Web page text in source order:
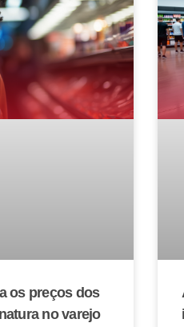
os preços dos
no varejo